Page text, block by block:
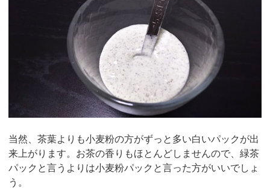
当然、茶葉よりも小麦粉の方がずっと多い白いパックが出
来上がります。お茶の香りもほとんどしませんので、緑茶
パックと言うよりは小麦粉パックと言った方がいいでしょ
う。